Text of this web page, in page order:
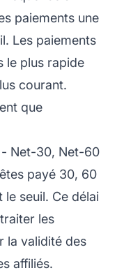
paiements une
Les paiements
le plus rapide
courant.
que
- Net-30, Net-60
payé 30, 60
seuil. Ce délai
les
la validité des
affiliés.